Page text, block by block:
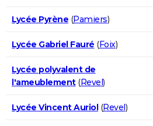
Lycée Pyrène (Pamiers)
Lycée Gabriel Fauré (Foix)
Lycée polyvalent de
l'ameublement(Revel)
Lycée Vincent Auriol(Revel)